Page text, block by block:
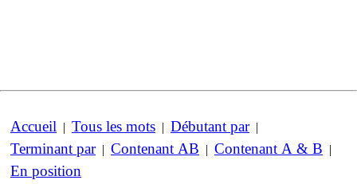
Accueil | Tous les mots | Débutant par|
Terminant par| Contenant AB | Contenant A & B |
En position